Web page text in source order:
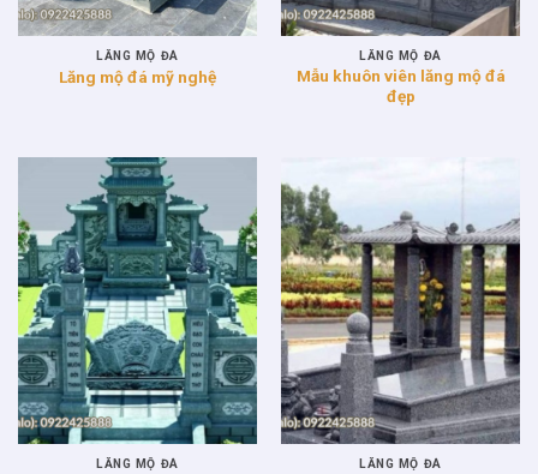
LĂNG MỘ ĐÁ
Lăng mộ đá mỹ nghệ
LĂNG MỘ ĐÁ
Mẫu khuôn viên lăng mộ đá
đẹp
LĂNG MỘ ĐÁ LĂNG MỘ ĐÁ